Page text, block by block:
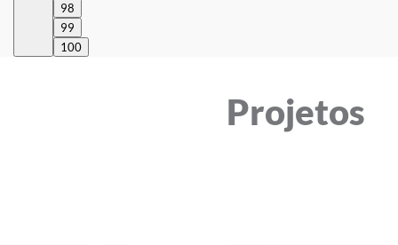
98
99
100
Projetos